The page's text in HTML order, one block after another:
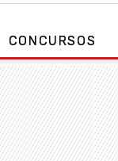
CONCURSOS